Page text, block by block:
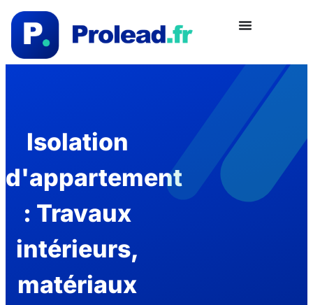
Isolation
d'appartement
: Travaux
intérieurs,
matériaux